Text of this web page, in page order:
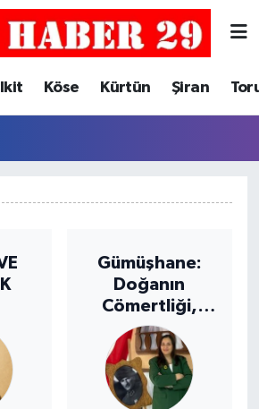
Köse Kürtün Şiran
Gümüşhane:
Doğanın
Cömertliği,
Kültürün
Zenginliği ve
Korunması
Gereken Miras
Yoğunluk Haritası
Durumu ve Fikstür